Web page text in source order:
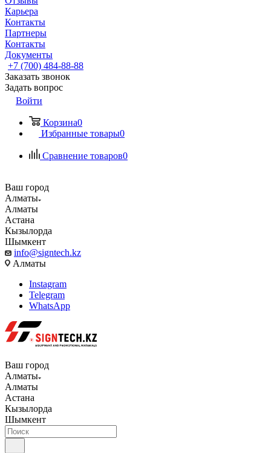
Карьера
Контакты
Партнеры
Контакты
Документы
+7 (700) 484-88-88
Заказать звонок
Задать вопрос
Войти
Корзина0
Избранные товары0
Сравнение товаров0
Ваш город
Алматы
Алматы
Астана
Кызылорда
Шымкент
info@signtech.kz
Алматы
Instagram
Telegram
WhatsApp
Ваш город
Алматы
Алматы
Астана
Кызылорда
Шымкент